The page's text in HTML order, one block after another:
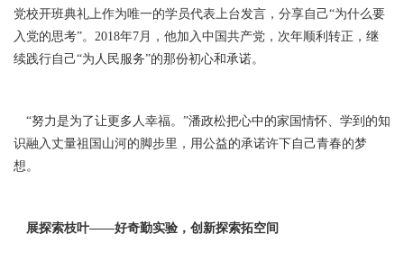
党校开班典礼上作为唯一的学员代表上台发言，分享自己“为什么要
入党的思考”。2018年7月，他加入中国共产党，次年顺利转正，继
续践行自己“为人民服务”的那份初心和承诺。
“努力是为了让更多人幸福。”潘政松把心中的家国情怀、学到的知
识融入丈量祖国山河的脚步里，用公益的承诺许下自己青春的梦
想。
展探索枝叶——好奇勤实验，创新探索拓空间